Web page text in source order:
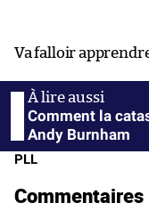
Va falloir
Comment la
Andy Burnham
PLL
Commentaires